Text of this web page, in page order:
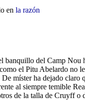
en la razón
banquillo del Camp Nou
el Pitu Abelardo no
míster ha dejado claro
al siempre temible
de la talla de Cruyff o